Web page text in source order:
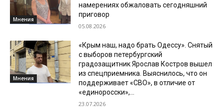
Мнения
намерениях обжаловать сегодняшний
приговор
05.08.2026
Мнения
«Крым наш, надо брать Одессу». Снятый
с выборов петербургский
градозащитник Ярослав Костров вышел
из спецприемника. Выяснилось, что он
поддерживает «СВО», в отличие от
«единоросски»,...
23.07.2026